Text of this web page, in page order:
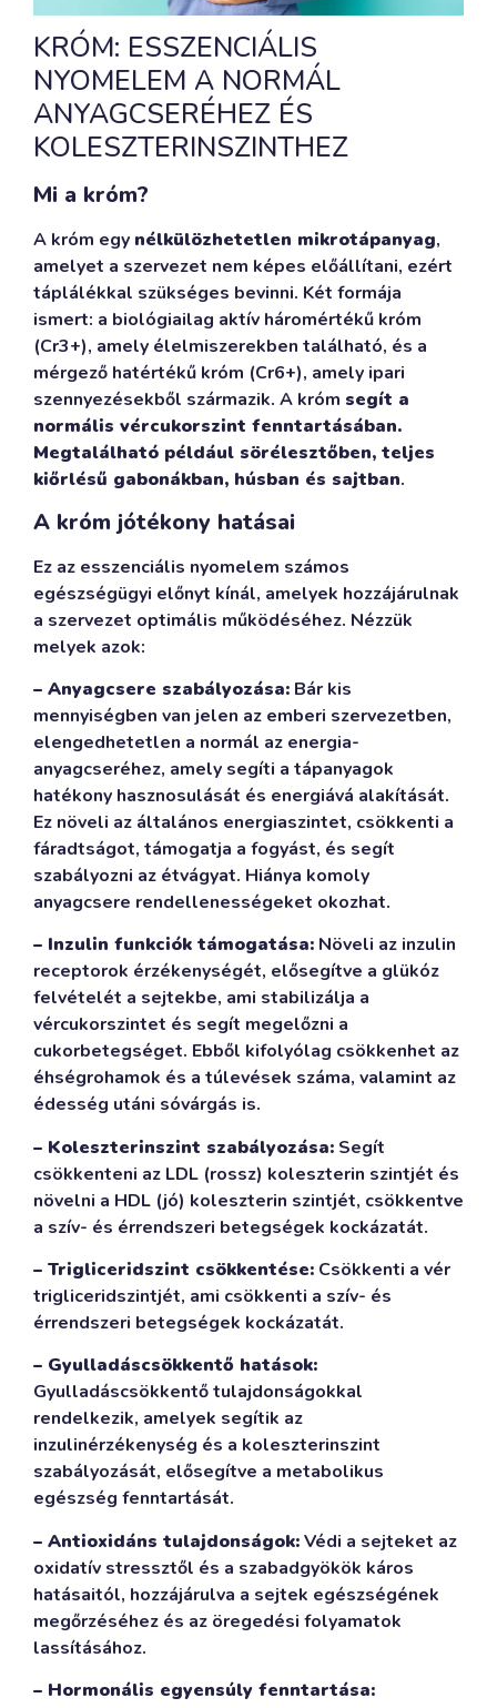
KRÓM: ESSZENCIÁLIS
NYOMELEM A NORMÁL
ANYAGCSERÉHEZ ÉS
KOLESZTERINSZINTHEZ
Mi a króm?
A króm egy nélkülözhetetlen mikrotápanyag,
amelyet a szervezet nem képes előállítani, ezért
táplálékkal szükséges bevinni. Két formája
ismert: a biológiailag aktív háromértékű króm
(Cr3+), amely élelmiszerekben található, és a
mérgező hatértékű króm (Cr6+), amely ipari
szennyezésekből származik. A króm segít a
normális vércukorszint fenntartásában.
Megtalálható például sörélesztőben, teljes
kiőrlésű gabonákban, húsban és sajtban.
A króm jótékony hatásai
Ez az esszenciális nyomelem számos
egészségügyi előnyt kínál, amelyek hozzájárulnak
a szervezet optimális működéséhez. Nézzük
melyek azok:
– Anyagcsere szabályozása: Bár kis
mennyiségben van jelen az emberi szervezetben,
elengedhetetlen a normál az energia-
anyagcseréhez, amely segíti a tápanyagok
hatékony hasznosulását és energiává alakítását.
Ez növeli az általános energiaszintet, csökkenti a
fáradtságot, támogatja a fogyást, és segít
szabályozni az étvágyat. Hiánya komoly
anyagcsere rendellenességeket okozhat.
– Inzulin funkciók támogatása: Növeli az inzulin
receptorok érzékenységét, elősegítve a glükóz
felvételét a sejtekbe, ami stabilizálja a
vércukorszintet és segít megelőzni a
cukorbetegséget. Ebből kifolyólag csökkenhet az
éhségrohamok és a túlevések száma, valamint az
édesség utáni sóvárgás is.
– Koleszterinszint szabályozása: Segít
csökkenteni az LDL (rossz) koleszterin szintjét és
növelni a HDL (jó) koleszterin szintjét, csökkentve
a szív- és érrendszeri betegségek kockázatát.
– Trigliceridszint csökkentése: Csökkenti a vér
trigliceridszintjét, ami csökkenti a szív- és
érrendszeri betegségek kockázatát.
– Gyulladáscsökkentő hatások:
Gyulladáscsökkentő tulajdonságokkal
rendelkezik, amelyek segítik az
inzulinérzékenység és a koleszterinszint
szabályozását, elősegítve a metabolikus
egészség fenntartását.
– Antioxidáns tulajdonságok:Védi a sejteket az
oxidatív stressztől és a szabadgyökök káros
hatásaitól, hozzájárulva a sejtek egészségének
megőrzéséhez és az öregedési folyamatok
lassításához.
– Hormonális egyensúly fenntartása: